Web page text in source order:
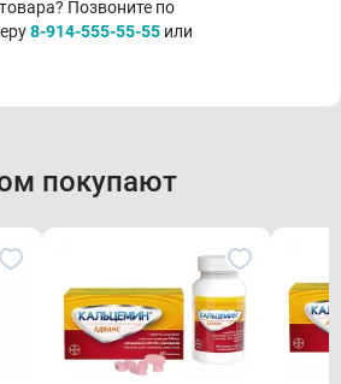
Позвоните по
8-914-555-55-55 или
покупают